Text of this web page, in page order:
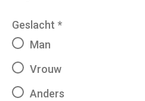
Geslacht *
Man
Vrouw
Anders